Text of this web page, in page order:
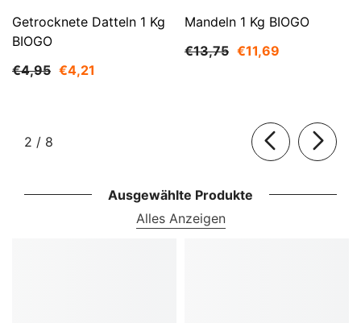
Getrocknete Datteln 1 Kg
BIOGO
€4,95 €4,21
Mandeln 1 Kg BIOGO
€13,75 €11,69
2 / von
8
Ausgewählte Produkte
Alles Anzeigen